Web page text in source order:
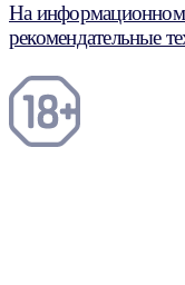
На информационном
рекомендательные